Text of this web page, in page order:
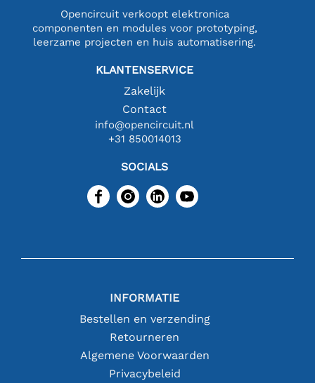
Opencircuit verkoopt elektronica
componenten en modules voor prototyping,
leerzame projecten en huis automatisering.
KLANTENSERVICE
Zakelijk
Contact
info@opencircuit.nl
+31 850014013
SOCIALS
INFORMATIE
Bestellen en verzending
Retourneren
Algemene Voorwaarden
Privacybeleid